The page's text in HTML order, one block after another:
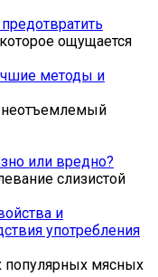
ощущается
методы и
или вредно?
слизистой
и
употребления
популярных мясных